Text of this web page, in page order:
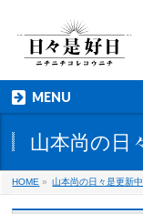
MENU
山本尚の日
HOME » 山本尚の日々是更新中